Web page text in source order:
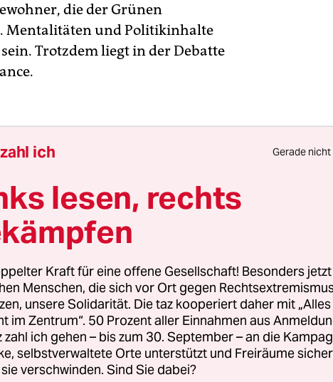
die der Grünen
Mentalitäten und Politikinhalte
Trotzdem liegt in der Debatte
Vielfalt eine Art Durchschnitt der
zahl ich Gerade nicht
lesen, rechts
Kraft für eine offene Gesellschaft! Besonders jetzt
Menschen, die sich vor Ort gegen
unsere Solidarität. Die taz kooperiert daher mit „Alles
im Zentrum“. 50 Prozent aller Einnahmen aus
zahl ich gehen – bis zum 30. September – an die
selbstverwaltete Orte unterstützt und Freiräume
verschwinden. Sind Sie dabei?